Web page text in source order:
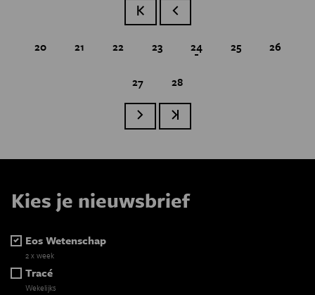
Paginatie
Eerste paginaVorige pagina
Page
20 Page
21 Page
22 Page
23 Huidige pagina
24 Page
25 Page
26
Page
27 Page
28
Volgende paginaLaatste pagina
Kies je nieuwsbrief
Eos Wetenschap
2 x week
Tracé
Wekelijks